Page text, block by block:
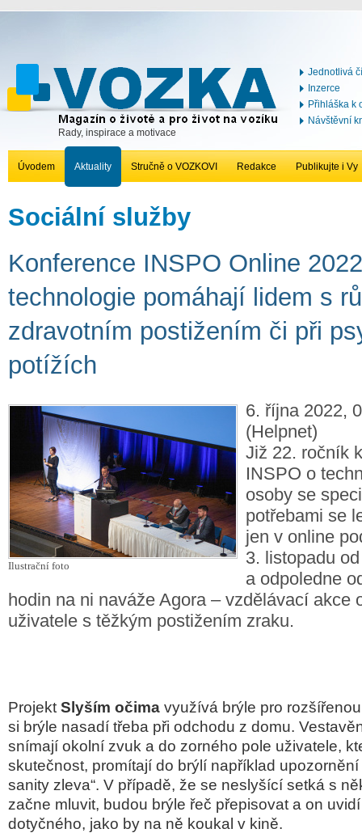
Rady, inspirace a motivace
Jednotlivá
Inzerce
Přihláška k
Návštěvní
Úvodem Aktuality Stručně o VOZKOVI Redakce Publikujte i Vy
Sociální služby
Konference INSPO Online
technologie pomáhají lidem s
zdravotním postižením či při
potížích
Ilustrační foto
6. října 2022,
(Helpnet)
Již 22. ročník
INSPO o
osoby se
potřebami se
jen v online
3. listopadu
a odpoledne
hodin na ni naváže Agora – vzdělávací akce
uživatele s těžkým postižením zraku.
Projekt Slyším očima využívá brýle pro
si brýle nasadí třeba při odchodu z domu.
snímají okolní zvuk a do zorného pole uživatele,
skutečnost, promítají do brýlí například upozornění
sanity zleva“. V případě, že se neslyšící setká s
začne mluvit, budou brýle řeč přepisovat a on
dotyčného, jako by na ně koukal v kině.